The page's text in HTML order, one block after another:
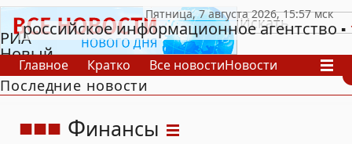
РИА
Новый
День
российское информационное агентство
Главное Кратко Все новостиНовости
В России
В мире
Последние новости
Финансы